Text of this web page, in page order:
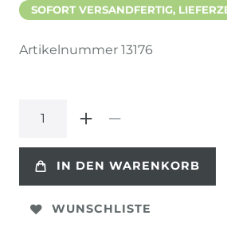
SOFORT VERSANDFERTIG,
Artikelnummer 13176
IN DEN WARENKORB
WUNSCHLISTE